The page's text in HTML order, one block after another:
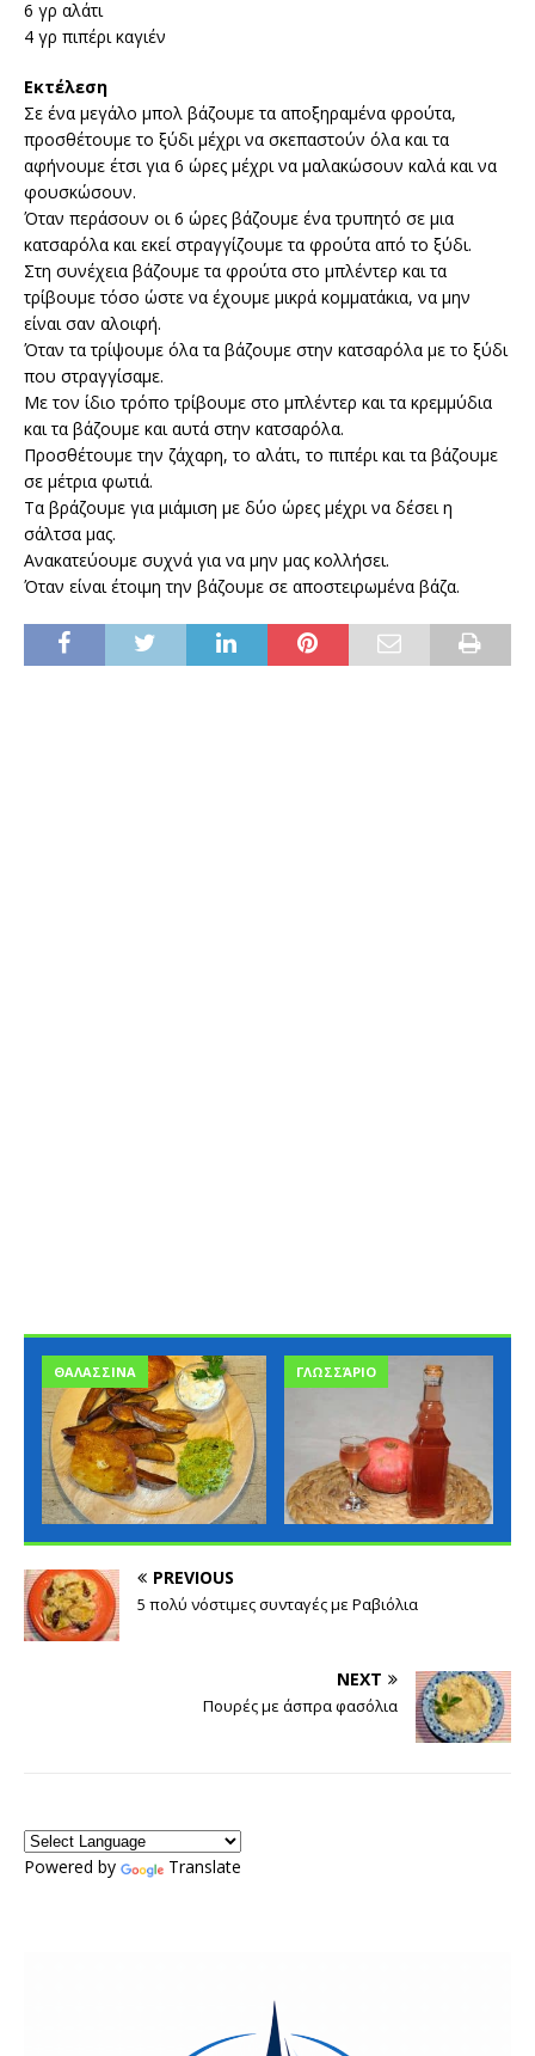
6 γρ αλάτι
4 γρ πιπέρι καγιέν
Εκτέλεση
Σε ένα μεγάλο μπολ βάζουμε τα αποξηραμένα φρούτα,
προσθέτουμε το ξύδι μέχρι να σκεπαστούν όλα και τα
αφήνουμε έτσι για 6 ώρες μέχρι να μαλακώσουν καλά και να
φουσκώσουν.
Όταν περάσουν οι 6 ώρες βάζουμε ένα τρυπητό σε μια
κατσαρόλα και εκεί στραγγίζουμε τα φρούτα από το ξύδι.
Στη συνέχεια βάζουμε τα φρούτα στο μπλέντερ και τα
τρίβουμε τόσο ώστε να έχουμε μικρά κομματάκια, να μην
είναι σαν αλοιφή.
Όταν τα τρίψουμε όλα τα βάζουμε στην κατσαρόλα με το ξύδι
που στραγγίσαμε.
Με τον ίδιο τρόπο τρίβουμε στο μπλέντερ και τα κρεμμύδια
και τα βάζουμε και αυτά στην κατσαρόλα.
Προσθέτουμε την ζάχαρη, το αλάτι, το πιπέρι και τα βάζουμε
σε μέτρια φωτιά.
Τα βράζουμε για μιάμιση με δύο ώρες μέχρι να δέσει η
σάλτσα μας.
Ανακατεύουμε συχνά για να μην μας κολλήσει.
Όταν είναι έτοιμη την βάζουμε σε αποστειρωμένα βάζα.
ΘΑΛΑΣΣΙΝΑ ΓΛΩΣΣΆΡΙΟ
PREVIOUS
5 πολύ νόστιμες συνταγές με Ραβιόλια
NEXT
Πουρές με άσπρα φασόλια
Powered by Translate